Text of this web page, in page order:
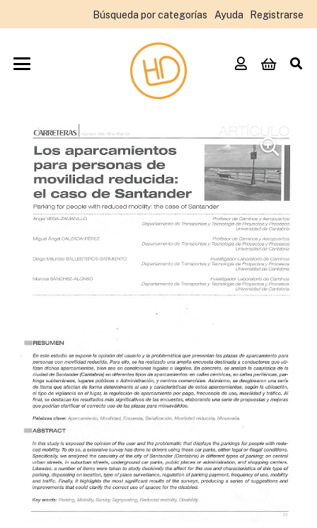
Búsqueda por categorías Ayuda Registrarse